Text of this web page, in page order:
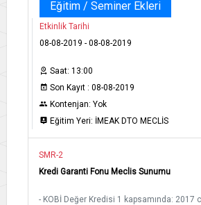
Eğitim / Seminer Ekleri
Etkinlik Tarihi
08-08-2019 - 08-08-2019
Saat: 13:00
Son Kayıt : 08-08-2019
Kontenjan: Yok
Eğitim Yeri: İMEAK DTO MECLİS
SMR-2
Kredi Garanti Fonu Meclis Sunumu
- KOBİ Değer Kredisi 1 kapsamında: 2017